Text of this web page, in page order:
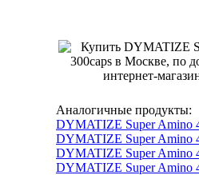
Аналогичные продукты:
DYMATIZE Super Amino
DYMATIZE Super Amino
DYMATIZE Super Amino
DYMATIZE Super Amino